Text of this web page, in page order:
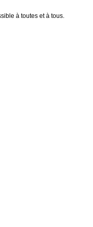
à toutes et à tous.